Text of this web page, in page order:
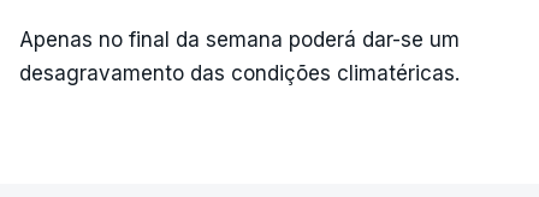
Apenas no final da semana poderá dar-se um
desagravamento das condições climatéricas.